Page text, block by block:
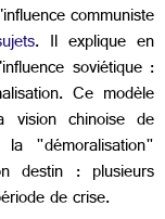
communiste
. Il explique en
soviétique :
Ce modèle
chinoise de
"démoralisation"
destin : plusieurs
de crise.